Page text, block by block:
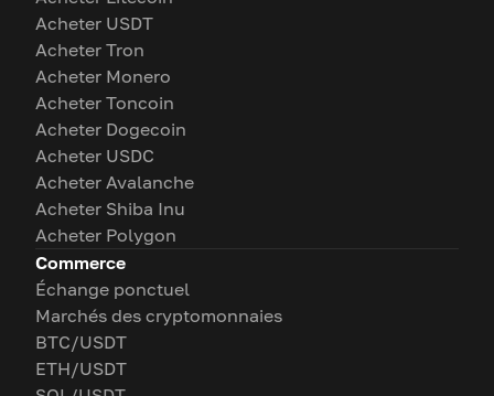
Acheter USDT
Acheter Tron
Acheter Monero
Acheter Toncoin
Acheter Dogecoin
Acheter USDC
Acheter Avalanche
Acheter Shiba Inu
Acheter Polygon
Commerce
Échange ponctuel
Marchés des cryptomonnaies
BTC/USDT
ETH/USDT